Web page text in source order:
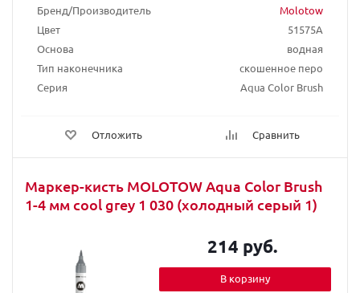
Бренд/Производитель
Molotow
Цвет
51575A
Основа
водная
Тип наконечника
скошенное перо
Серия
Aqua Color Brush
Отложить Сравнить
Маркер-кисть MOLOTOW Aqua Color Brush
1-4 мм cool grey 1 030 (холодный серый 1)
214 руб.
В корзину